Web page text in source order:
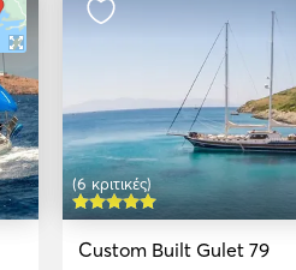
(6 κριτικές)
Custom Built Gulet 79